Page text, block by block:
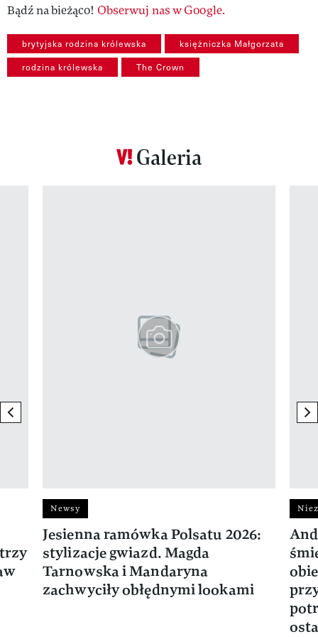
Bądź na bieżąco! Obserwuj nas w Google.
brytyjska rodzina królewska księżniczka Małgorzata
rodzina królewska The Crown
Galeria
previous element
Newsy
Jesienna ramówka Polsatu 2026:
stylizacje gwiazd. Magda
Tarnowska i Mandaryna
zachwyciły obłędnymi lookami